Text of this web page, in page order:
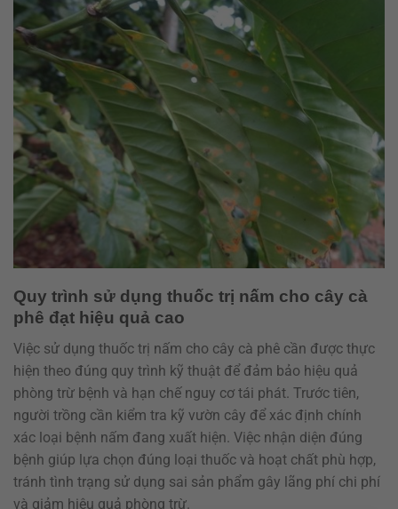
Quy trình sử dụng thuốc trị nấm cho cây cà
phê đạt hiệu quả cao
Việc sử dụng thuốc trị nấm cho cây cà phê cần được thực
hiện theo đúng quy trình kỹ thuật để đảm bảo hiệu quả
phòng trừ bệnh và hạn chế nguy cơ tái phát. Trước tiên,
người trồng cần kiểm tra kỹ vườn cây để xác định chính
xác loại bệnh nấm đang xuất hiện. Việc nhận diện đúng
bệnh giúp lựa chọn đúng loại thuốc và hoạt chất phù hợp,
tránh tình trạng sử dụng sai sản phẩm gây lãng phí chi phí
và giảm hiệu quả phòng trừ.